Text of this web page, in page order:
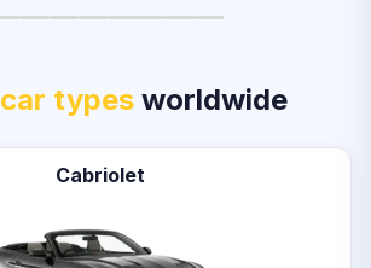
car types worldwide
Cabriolet